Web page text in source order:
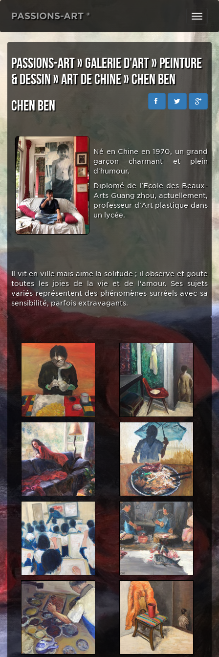
PASSIONS-ART ®
PASSIONS-ART»GALERIE D'ART»PEINTURE
& DESSIN»ART DE CHINE»CHEN BEN
Chen Ben
Né en Chine en 1970, un grand
garçon charmant et plein
d'humour.
Diplomé de l'Ecole des Beaux-
Arts Guang zhou, actuellement,
professeur d'Art plastique dans
un lycée.
Il vit en ville mais aime la solitude ; il observe et goute
toutes les joies de la vie et de l'amour. Ses sujets
variés représentent des phénomènes surréels avec sa
sensibilité, parfois extravagants.